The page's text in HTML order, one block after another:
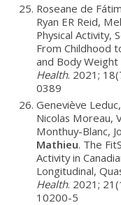
Roseane de
Ryan ER Reid,
Physical Activity,
From Childhood
and Body Weight
Health. 2021;
0389
Geneviève
Nicolas Moreau,
Monthuy-Blanc,
Mathieu. The
Activity in
Longitudinal,
Health. 2021;
10200-5